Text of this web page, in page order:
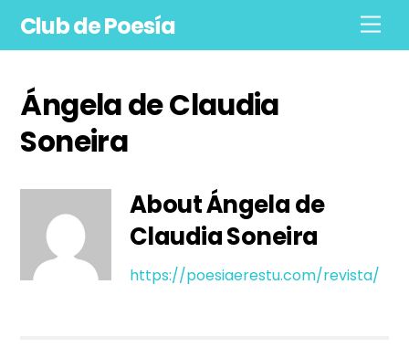
Club de Poesía
Ángela de Claudia
Soneira
AboutÁngela de
Claudia Soneira
https://poesiaerestu.com/revista/